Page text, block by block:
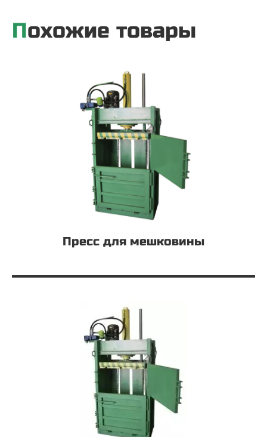
Похожие товары
Пресс для мешковины